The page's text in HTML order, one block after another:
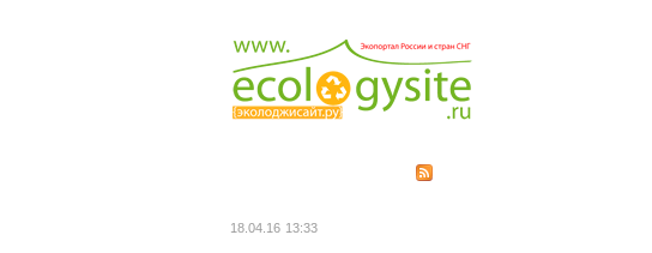
18.04.16 13:33